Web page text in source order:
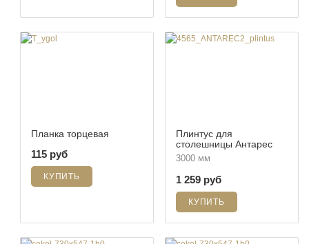
Планка торцевая
115 руб
Плинтус для
столешницы Антарес
3000 мм
1 259 руб